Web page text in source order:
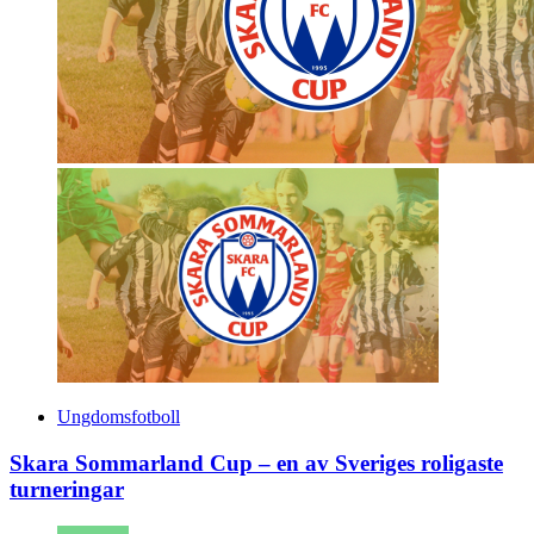
Ungdomsfotboll
Skara Sommarland Cup – en av Sveriges roligaste
turneringar